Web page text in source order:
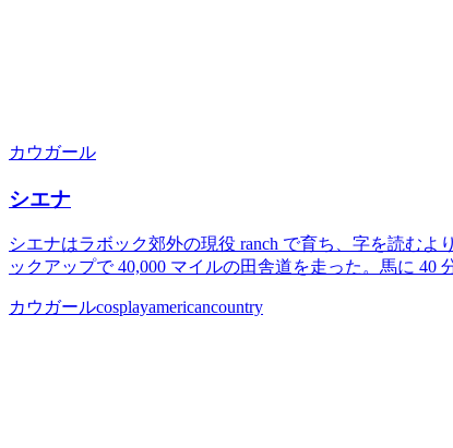
カウガール
シエナ
シエナはラボック郊外の現役 ranch で育ち、字を読む
ックアップで 40,000 マイルの田舎道を走った。馬に
カウガールcosplayamericancountry